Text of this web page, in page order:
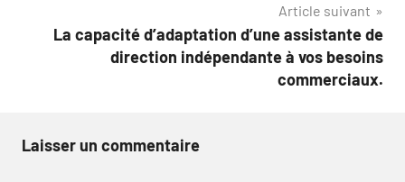
Article suivant
La capacité d’adaptation d’une assistante de
direction indépendante à vos besoins
commerciaux.
Laisser un commentaire